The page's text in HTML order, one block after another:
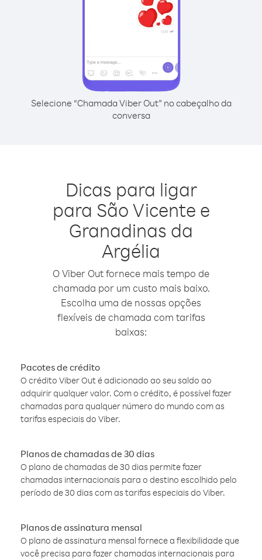
Selecione “Chamada Viber Out” no cabeçalho da
conversa
Dicas para ligar
para São Vicente e
Granadinas da
Argélia
O Viber Out fornece mais tempo de
chamada por um custo mais baixo.
Escolha uma de nossas opções
flexíveis de chamada com tarifas
baixas:
Pacotes de crédito
O crédito Viber Out é adicionado ao seu saldo ao
adquirir qualquer valor. Com o crédito, é possível fazer
chamadas para qualquer número do mundo com as
tarifas especiais do Viber.
Planos de chamadas de 30 dias
O plano de chamadas de 30 dias permite fazer
chamadas internacionais para o destino escolhido pelo
período de 30 dias com as tarifas especiais do Viber.
Planos de assinatura mensal
O plano de assinatura mensal fornece a flexibilidade que
você precisa para fazer chamadas internacionais para